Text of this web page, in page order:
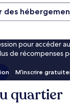
des
pour accéder
de récompenses
M’inscrire
quartier